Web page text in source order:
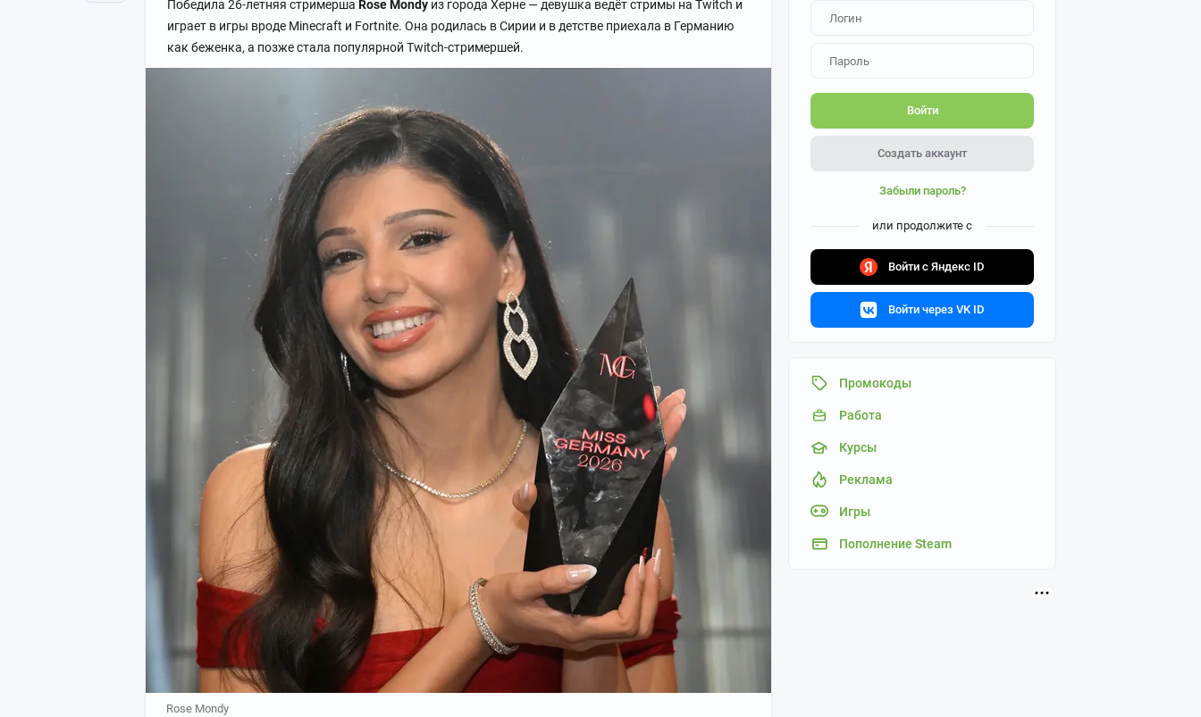
Войти
Создать аккаунт
Забыли пароль?
или продолжите с
Войти с Яндекс ID
Войти через VK ID
Промокоды
Работа
Курсы
Реклама
Игры
Пополнение Steam
Победила 26-летняя стримерша Rose Mondy из города Херне — девушка ведёт стримы на Twitch и
играет в игры вроде Minecraft и Fortnite. Она родилась в Сирии и в детстве приехала в Германию
как беженка, а позже стала популярной Twitch-стримершей.
Rose Mondy